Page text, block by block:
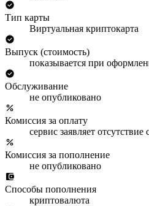
Тип карты
Виртуальная криптокарта
Выпуск (стоимость)
показывается при
Обслуживание
не опубликовано
Комиссия за оплату
сервис заявляет
Комиссия за пополнение
не опубликовано
Способы пополнения
криптовалюта